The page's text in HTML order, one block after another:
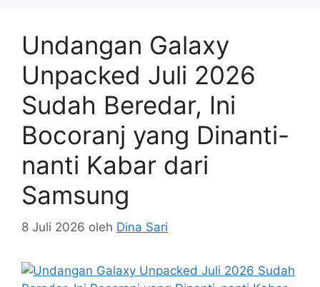
Undangan Galaxy
Unpacked Juli 2026
Sudah Beredar, Ini
Bocoranj yang Dinanti-
nanti Kabar dari
Samsung
8 Juli 2026 oleh Dina Sari